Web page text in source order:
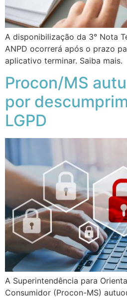
A disponibilização da 3° Nota
ANPD ocorrerá após o prazo
aplicativo terminar. Saiba mais.
Procon/MS
por
LGPD
A Superintendência para
Consumidor (Procon-MS)